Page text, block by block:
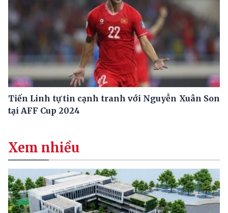
Tiến Linh tự tin cạnh tranh với Nguyễn Xuân Son
tại AFF Cup 2024
Xem nhiều